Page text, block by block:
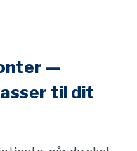
—
til dit